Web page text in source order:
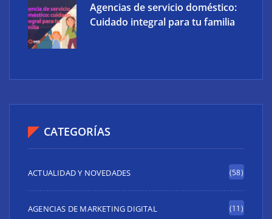
Agencias de servicio doméstico:
Cuidado integral para tu familia
CATEGORÍAS
ACTUALIDAD Y NOVEDADES (58)
AGENCIAS DE MARKETING DIGITAL (11)